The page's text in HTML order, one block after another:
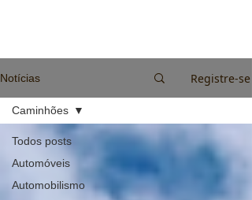
Notícias Registre-se
Todos posts
Automóveis
Automobilismo
Caminhões